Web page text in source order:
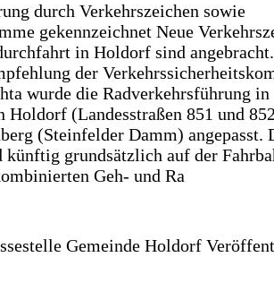
durch Verkehrszeichen sowie
gekennzeichnet Neue
in Holdorf sind
der
wurde die Radverkehrsführung in
Holdorf (Landesstraßen 851 und
(Steinfelder Damm) angepasst.
künftig grundsätzlich auf der
Geh- und Ra
Gemeinde Holdorf